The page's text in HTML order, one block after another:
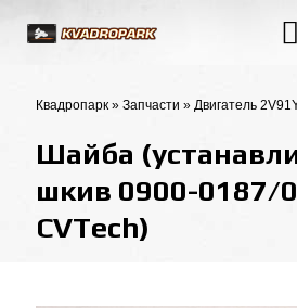
Квадропарк » Запчасти » Двигатель
Шайба
шкив 0900-0187/
CVTech)